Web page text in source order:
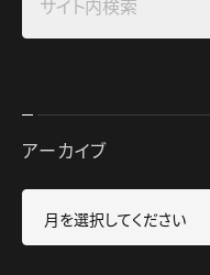
アーカイブ